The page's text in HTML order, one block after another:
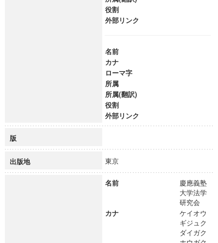
役割
外部リンク
名前
カナ
ローマ字
所属
所属(翻訳)
役割
外部リンク
版
出版地 東京
名前
慶應義塾
大学法学
研究会
カナ
ケイオウ
ギジュク
ダイガク